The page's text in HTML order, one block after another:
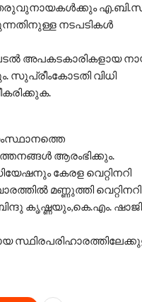
നടപടികൾ
അപകടകാരികളായ
സുപ്രീംകോടതി വിധി
ആരംഭിക്കും.
കേരള വെറ്റിനറി
മണ്ണുത്തി വെറ്റിനറി
കൃഷ്ണയും,കെ.എം.